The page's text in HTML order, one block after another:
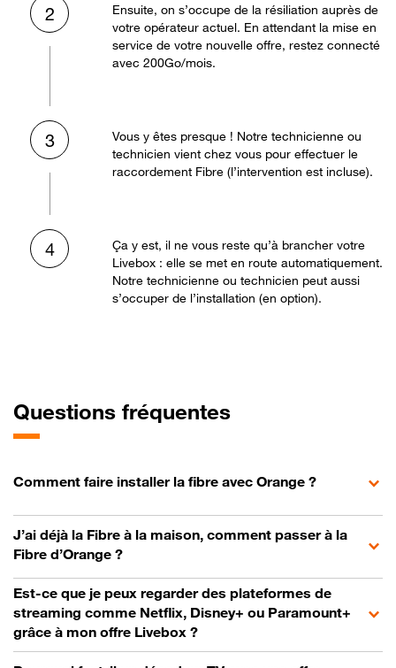
2
Ensuite, on s’occupe de la résiliation auprès de
votre opérateur actuel. En attendant la mise en
service de votre nouvelle offre, restez connecté
avec 200Go/mois.
3
Vous y êtes presque ! Notre technicienne ou
technicien vient chez vous pour effectuer le
raccordement Fibre (l’intervention est incluse).
4
Ça y est, il ne vous reste qu’à brancher votre
Livebox : elle se met en route automatiquement.
Notre technicienne ou technicien peut aussi
s’occuper de l’installation (en option).
Questions fréquentes
Comment faire installer la fibre avec Orange ?
J’ai déjà la Fibre à la maison, comment passer à la
Fibre d’Orange ?
Est-ce que je peux regarder des plateformes de
streaming comme Netflix, Disney+ ou Paramount+
grâce à mon offre Livebox ?